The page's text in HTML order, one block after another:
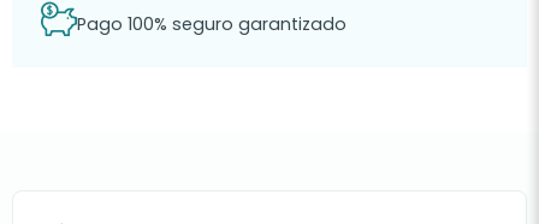
Pago 100% seguro garantizado